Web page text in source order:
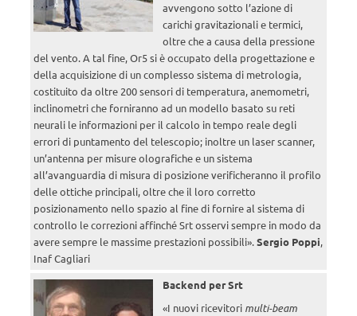
avvengono sotto l’azione di
carichi gravitazionali e termici,
oltre che a causa della pressione
del vento. A tal fine, Or5 si è occupato della progettazione e
della acquisizione di un complesso sistema di metrologia,
costituito da oltre 200 sensori di temperatura, anemometri,
inclinometri che forniranno ad un modello basato su reti
neurali le informazioni per il calcolo in tempo reale degli
errori di puntamento del telescopio; inoltre un laser scanner,
un’antenna per misure olografiche e un sistema
all’avanguardia di misura di posizione verificheranno il profilo
delle ottiche principali, oltre che il loro corretto
posizionamento nello spazio al fine di fornire al sistema di
controllo le correzioni affinché Srt osservi sempre in modo da
avere sempre le massime prestazioni possibili».Sergio Poppi,
Inaf Cagliari
Backend per Srt
«I nuovi ricevitori multi-beam